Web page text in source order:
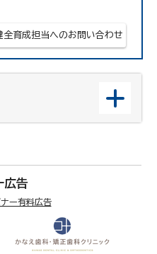
全育成担当へのお問い合わせ
広告
ー有料広告